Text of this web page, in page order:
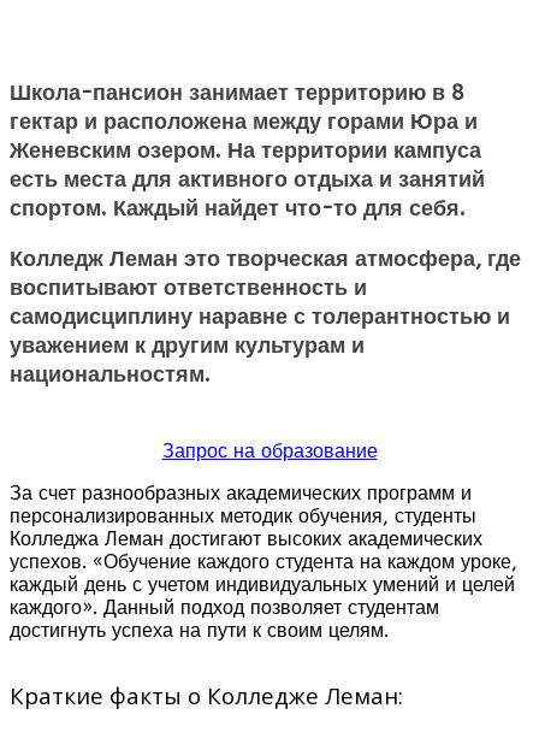
Школа-пансион занимает территорию в 8
гектар и расположена между горами Юра и
Женевским озером. На территории кампуса
есть места для активного отдыха и занятий
спортом. Каждый найдет что-то для себя.
Колледж Леман это творческая атмосфера, где
воспитывают ответственность и
самодисциплину наравне с толерантностью и
уважением к другим культурам и
национальностям.
Запрос на образование
За счет разнообразных академических программ и
персонализированных методик обучения, студенты
Колледжа Леман достигают высоких академических
успехов. «Обучение каждого студента на каждом уроке,
каждый день с учетом индивидуальных умений и целей
каждого». Данный подход позволяет студентам
достигнуть успеха на пути к своим целям.
Краткие факты о Колледже Леман: